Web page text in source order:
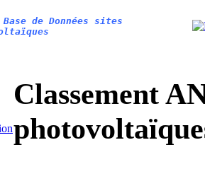
Base de Données sites
Classement